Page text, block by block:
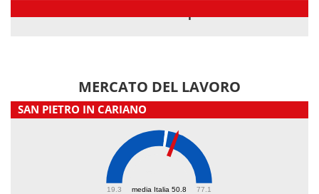
MERCATO DEL LAVORO
SAN PIETRO IN CARIANO
media Italia 50.8
19.3 77.1